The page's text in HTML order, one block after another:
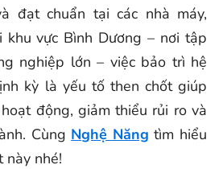
đạt chuẩn tại các nhà máy,
khu vực Bình Dương – nơi tập
nghiệp lớn – việc bảo trì hệ
kỳ là yếu tố then chốt giúp
động, giảm thiểu rủi ro và
Cùng Nghệ Năng tìm hiểu
này nhé!